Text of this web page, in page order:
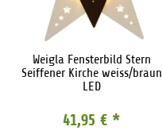
Weigla Fensterbild Stern
Seiffener Kirche weiss/braun
LED
41,95 € *